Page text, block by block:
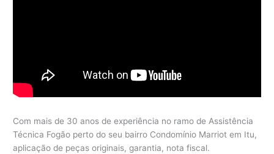
Com mais de 30 anos de experiência no ramo de Assistência
Técnica Fogão perto do seu bairro Condomínio Marriot em Itu,
aplicação de peças originais, garantia, nota fiscal.